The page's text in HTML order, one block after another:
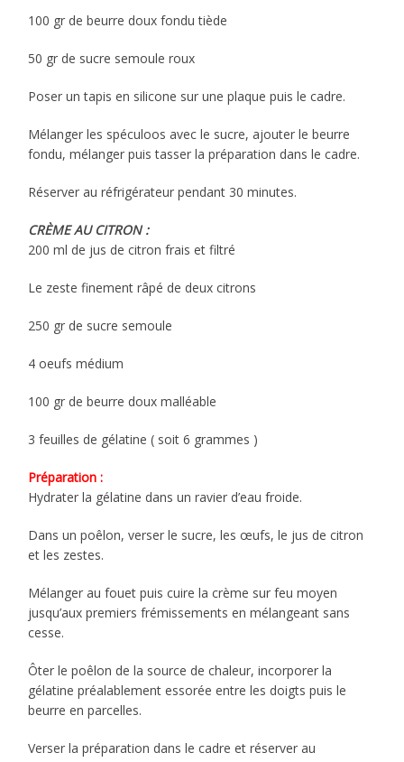
100 gr de beurre doux fondu tiède
50 gr de sucre semoule roux
Poser un tapis en silicone sur une plaque puis le cadre.
Mélanger les spéculoos avec le sucre, ajouter le beurre
fondu, mélanger puis tasser la préparation dans le cadre.
Réserver au réfrigérateur pendant 30 minutes.
CRÈME AU CITRON :
200 ml de jus de citron frais et filtré
Le zeste finement râpé de deux citrons
250 gr de sucre semoule
4 oeufs médium
100 gr de beurre doux malléable
3 feuilles de gélatine ( soit 6 grammes )
Préparation :
Hydrater la gélatine dans un ravier d’eau froide.
Dans un poêlon, verser le sucre, les œufs, le jus de citron
et les zestes.
Mélanger au fouet puis cuire la crème sur feu moyen
jusqu’aux premiers frémissements en mélangeant sans
cesse.
Ôter le poêlon de la source de chaleur, incorporer la
gélatine préalablement essorée entre les doigts puis le
beurre en parcelles.
Verser la préparation dans le cadre et réserver au